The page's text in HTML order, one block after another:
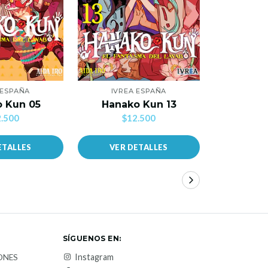
Kun 05
IVREA ESPAÑA
Hanako Kun 13
$12.500
VER DETALLES
SÍGUENOS EN:
Instagram